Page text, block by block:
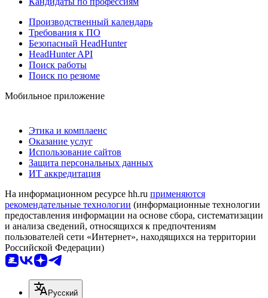
Производственный календарь
Требования к ПО
Безопасный HeadHunter
HeadHunter API
Поиск работы
Поиск по резюме
Мобильное приложение
Этика и комплаенс
Оказание услуг
Использование сайтов
Защита персональных данных
ИТ аккредитация
На информационном ресурсе hh.ru применяются
рекомендательные технологии (информационные технологии
предоставления информации на основе сбора, систематизации
и анализа сведений, относящихся к предпочтениям
пользователей сети «Интернет», находящихся на территории
Российской Федерации)
Русский